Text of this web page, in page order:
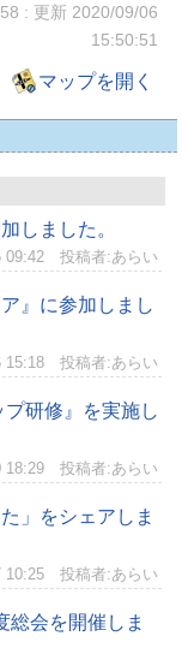
: 更新 2020/09/06
15:50:51
マップを開く
しました。
09:42投稿者:あらい
』に参加しまし
15:18投稿者:あらい
研修』を実施し
18:29投稿者:あらい
」をシェアしま
10:25投稿者:あらい
総会を開催しま